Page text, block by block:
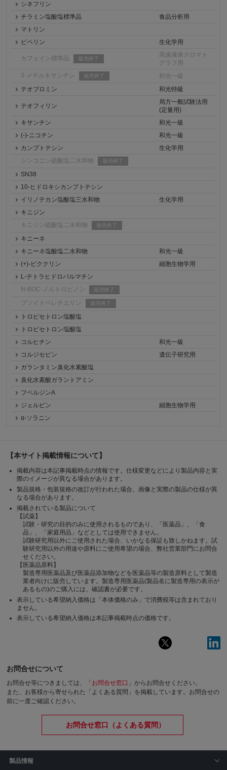
シネフリン
チラミン塩酸塩標準品
食品分析用
マトリン
ピペリン
生化学用
カフェイン標準品 販売終了
高速液体クロマト
グラフ用
3-メチルキサンチン
販売終了
和光一級
テオブロミン
和光特級
テオフィリン
局方一般試験法用
(定量用)
キサンチン
和光一級
(-)-ニコチン
和光一級
カンプトテシン
生化学用
シンコニン硫酸塩二水和物
販売終了
SN38
10-ヒドロキシカンプトテシン
イリノテカン塩酸塩三水和物
生化学用
キニジン
キニジン硫酸塩二水和物
販売終了
キニーネ
キニーネ塩酸塩二水和物
和光一級
(+)-ビククリン
細胞生物学用
L-テトラヒドロパルマチン
N-BOC-ノルトロピノン
販売終了
プソイドペレチエリン 販売終了
トロピセトロン塩酸塩
トロピセトロン塩酸塩
コルヒチン
和光一級
コルジセピン
遺伝子研究用
ガランタミン臭化水素酸塩
臭化水素酸ガラントアミン
フペルジンA
ジェルビン
細胞生物学用
α-ソラニン
【本サイト掲載情報について】
掲載内容は本記事掲載時点の情報です。仕様変更などにより製品内容と実
際のイメージが異なる場合があります。
製品規格・包装規格の改訂が行われた場合、画像と実際の製品の仕様が異
なる場合があります。
掲載されている製品について
【試薬】
試験・研究の目的のみに使用されるものであり、「医薬品」、「食
品」、「家庭用品」などとしては使用できません。
試験研究用以外にご使用された場合、いかなる保証も致しかねます。試
験研究用以外の用途や原料にご使用希望の場合、弊社営業部門にお問合
せください。
【医薬品原料】
製造専用医薬品及び医薬品添加物などを医薬品等の製造原料として製造
業者向けに販売しています。製造専用医薬品(製品名に製造専用の表示が
あるもの)のご購入には、確認書が必要です。
表示している希望納入価格は「本体価格のみ」で消費税等は含まれており
ません。
表示している希望納入価格は本記事掲載時点の価格です。
お問合せについて
お問合せ等につきましては、「 お問合せ窓口 」からお問合せください。
また、お客様から寄せられた「よくある質問」を掲載しています。お問合せの
前に一度ご確認ください。
お問合せ窓口（よくある質問）
製品情報